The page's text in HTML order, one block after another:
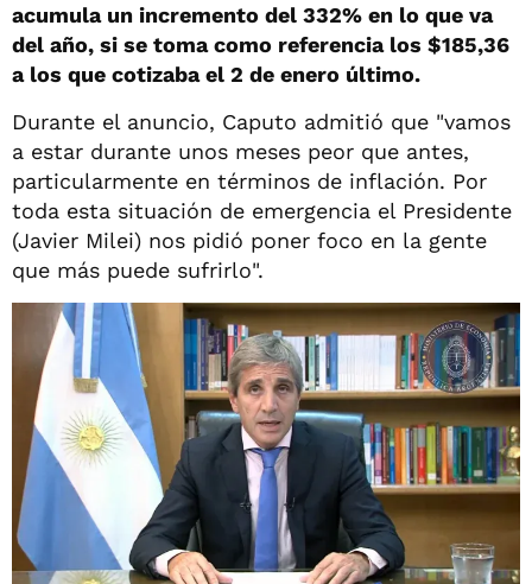
acumula un incremento del 332% en lo que va
del año, si se toma como referencia los $185,36
a los que cotizaba el 2 de enero último.
Durante el anuncio, Caputo admitió que "vamos
a estar durante unos meses peor que antes,
particularmente en términos de inflación. Por
toda esta situación de emergencia el Presidente
(Javier Milei) nos pidió poner foco en la gente
que más puede sufrirlo".